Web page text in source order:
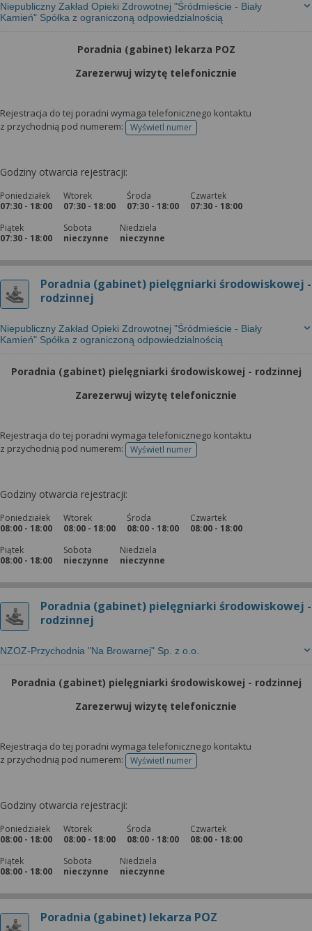
Niepubliczny Zakład Opieki Zdrowotnej "Śródmieście - Biały
Kamień" Spółka z ograniczoną odpowiedzialnością
Poradnia (gabinet) lekarza POZ
Zarezerwuj wizytę telefonicznie
Rejestracja do tej poradni wymaga telefonicznego kontaktu
z przychodnią pod numerem:
Wyświetl numertelefonu do rejestracji
Godziny otwarcia rejestracji:
Poniedziałek
07:30 - 18:00
Wtorek
07:30 - 18:00
Środa
07:30 - 18:00
Czwartek
07:30 - 18:00
Piątek
07:30 - 18:00
Sobota
nieczynne
Niedziela
nieczynne
Poradnia (gabinet) pielęgniarki środowiskowej -
rodzinnej
Niepubliczny Zakład Opieki Zdrowotnej "Śródmieście - Biały
Kamień" Spółka z ograniczoną odpowiedzialnością
Poradnia (gabinet) pielęgniarki środowiskowej - rodzinnej
Zarezerwuj wizytę telefonicznie
Rejestracja do tej poradni wymaga telefonicznego kontaktu
z przychodnią pod numerem:
Wyświetl numertelefonu do rejestracji
Godziny otwarcia rejestracji:
Poniedziałek
08:00 - 18:00
Wtorek
08:00 - 18:00
Środa
08:00 - 18:00
Czwartek
08:00 - 18:00
Piątek
08:00 - 18:00
Sobota
nieczynne
Niedziela
nieczynne
Poradnia (gabinet) pielęgniarki środowiskowej -
rodzinnej
NZOZ-Przychodnia "Na Browarnej" Sp. z o.o.
Poradnia (gabinet) pielęgniarki środowiskowej - rodzinnej
Zarezerwuj wizytę telefonicznie
Rejestracja do tej poradni wymaga telefonicznego kontaktu
z przychodnią pod numerem:
Wyświetl numertelefonu do rejestracji
Godziny otwarcia rejestracji:
Poniedziałek
08:00 - 18:00
Wtorek
08:00 - 18:00
Środa
08:00 - 18:00
Czwartek
08:00 - 18:00
Piątek
08:00 - 18:00
Sobota
nieczynne
Niedziela
nieczynne
Poradnia (gabinet) lekarza POZ